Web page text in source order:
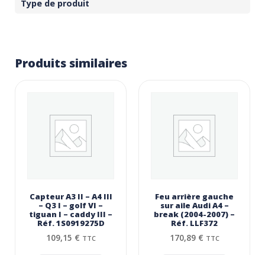
Type de produit
Produits similaires
Capteur A3 II – A4 III
– Q3 I – golf VI –
tiguan I – caddy III –
Réf. 1S0919275D
109,15 € TTC
Feu arrière gauche
sur aile Audi A4 –
break (2004-2007) –
Réf. LLF372
170,89 € TTC